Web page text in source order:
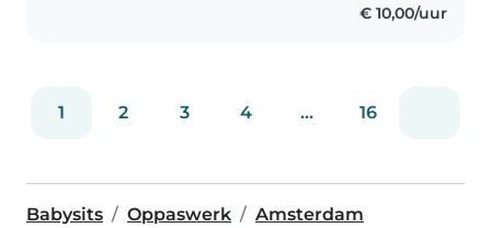
€ 10,00/uur
1 2 3 4 ... 16
Babysits Oppaswerk Amsterdam